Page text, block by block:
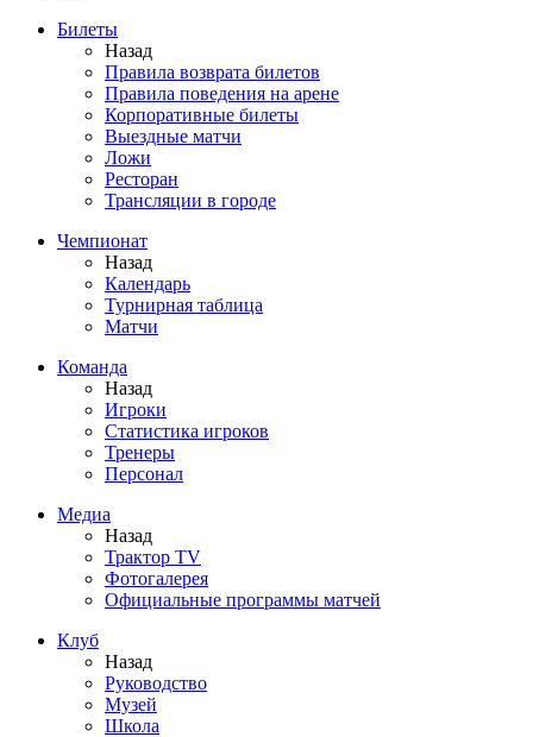
Билеты
Назад
Правила возврата билетов
Правила поведения на арене
Корпоративные билеты
Выездные матчи
Ложи
Ресторан
Трансляции в городе
Чемпионат
Назад
Календарь
Турнирная таблица
Матчи
Команда
Назад
Игроки
Статистика игроков
Тренеры
Персонал
Медиа
Назад
Трактор TV
Фотогалерея
Официальные программы матчей
Клуб
Назад
Руководство
Музей
Школа